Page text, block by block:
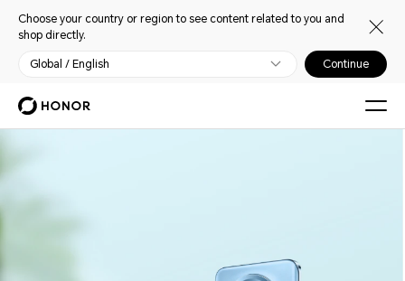
Choose your country or region to see content related to you and
shop directly.
Global / English Continue